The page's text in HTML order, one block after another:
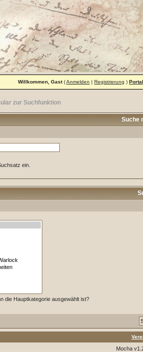
Willkommen, Gast(Anmelden | Registrierung ) Portal
zur Suchfunktion
Suche
ein.
die Hauptkategorie ausgewählt ist?
Mocha